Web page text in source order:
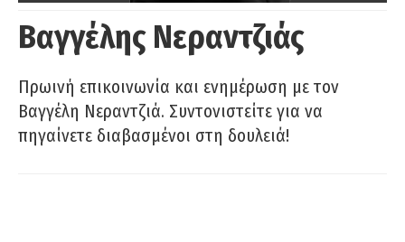
Βαγγέλης Νεραντζιάς
Πρωινή επικοινωνία και ενημέρωση με τον
Βαγγέλη Νεραντζιά. Συντονιστείτε για να
πηγαίνετε διαβασμένοι στη δουλειά!